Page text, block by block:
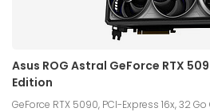
Asus ROG Astral GeForce RTX
Edition
GeForce RTX 5090, PCI-Express 16x, 32 Go